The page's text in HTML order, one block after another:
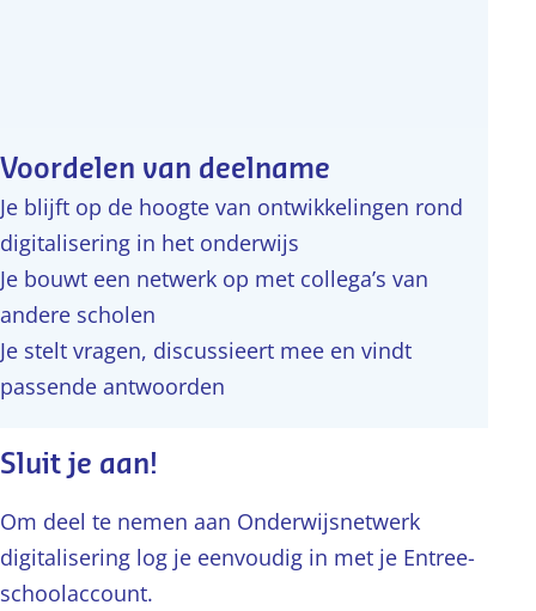
Voordelen van deelname
Je blijft op de hoogte van ontwikkelingen rond
digitalisering in het onderwijs
Je bouwt een netwerk op met collega’s van
andere scholen
Je stelt vragen, discussieert mee en vindt
passende antwoorden
Sluit je aan!
Om deel te nemen aan Onderwijsnetwerk
digitalisering log je eenvoudig in met je Entree-
schoolaccount.